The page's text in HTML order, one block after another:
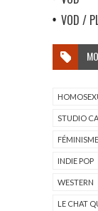
VOD /
STUDIO
FÉMINISME
INDIE POP
WESTERN
LE CHAT